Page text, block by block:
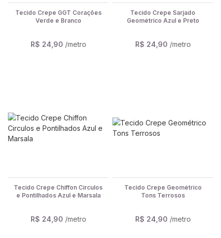
Tecido Crepe GGT Corações
Verde e Branco
R$ 24,90 /metro
Tecido Crepe Sarjado
Geométrico Azul e Preto
R$ 24,90 /metro
Tecido Crepe Chiffon Circulos
e Pontilhados Azul e Marsala
R$ 24,90 /metro
Tecido Crepe Geométrico
Tons Terrosos
R$ 24,90 /metro